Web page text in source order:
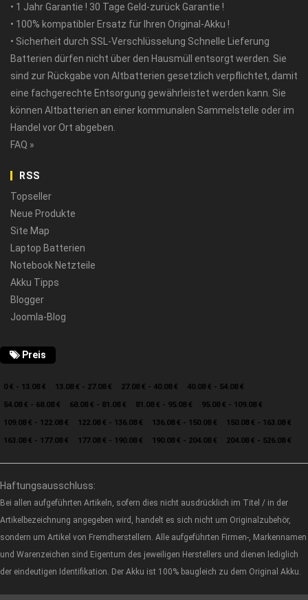
• 1 Jahr Garantie ! 30 Tage Geld-zurück Garantie !
• 100% kompatibler Ersatz für Ihren Original-Akku !
• Sicherheit durch SSL-Verschlüsselung Schnelle Lieferung
Batterien dürfen nicht über den Hausmüll entsorgt werden. Sie
sind zur Rückgabe von Altbatterien gesetzlich verpflichtet, damit
eine fachgerechte Entsorgung gewährleistet werden kann. Sie
können Altbatterien an einer kommunalen Sammelstelle oder im
Handel vor Ort abgeben.
FAQ »
RSS
Topseller
Neue Produkte
Site Map
Laptop Batterien
Notebook Netzteile
Akku Tipps
Blogger
Joomla-Blog
Preis
0 € - 13.08 € 13.08 € - 27.08 € 27.08 € - 40.08 €
40.08 € - 54.08 €
54.08 € - 68.08 €
68.08 € - 81.08 € 81.08 € - 95.08 €
95.08 € - 109.08 €
109.08 € - 122.08 €
122.08 € - 136.08 € 136.08 € - 150.08 €
150.08 € - 163.08 €
163.08 € - 177.08 €
177.08 € - 190.08 € 190.08 € - 204.08 € 204.08 € - 526.08 €
Haftungsausschluss:
Bei allen aufgeführten Artikeln, sofern dies nicht ausdrücklich im Titel / in der
Artikelbezeichnung angegeben wird, handelt es sich nicht um Originalzubehör,
sondern um Artikel von Fremdherstellern. Alle aufgeführten Firmen-, Markennamen
und Warenzeichen sind Eigentum des jeweiligen Herstellers und dienen lediglich
der eindeutigen Identifikation. Der Akku ist 100% baugleich zu dem Original Akku.